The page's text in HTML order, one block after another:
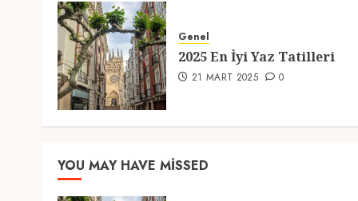
Genel
2025 En İyi Yaz Tatilleri
21 MART 2025 0
YOU MAY HAVE MISSED